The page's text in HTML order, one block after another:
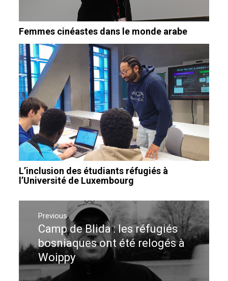
Femmes cinéastes dans le monde arabe
L’inclusion des étudiants réfugiés à
l’Université de Luxembourg
Navigation
l’article
Previous
Previous
post:
Camp de Blida : les réfugiés
bosniaques ont été relogés à
Woippy